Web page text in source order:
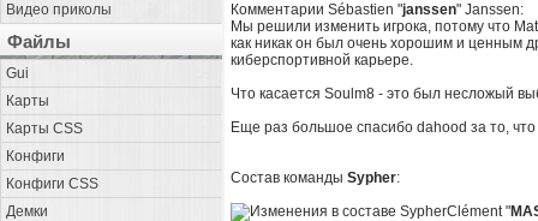
Видео приколы
Файлы
Gui
Карты
Карты CSS
Конфиги
Конфиги CSS
Демки
Комментарии Sébastien "janssen" Janssen:
Мы решили изменить игрока, потому что
как никак он был очень хорошим и ценным
киберспортивной карьере.
Что касается Soulm8 - это был несложый
Еще раз большое спасибо dahood за то,
Состав команды Sypher:
Clément "